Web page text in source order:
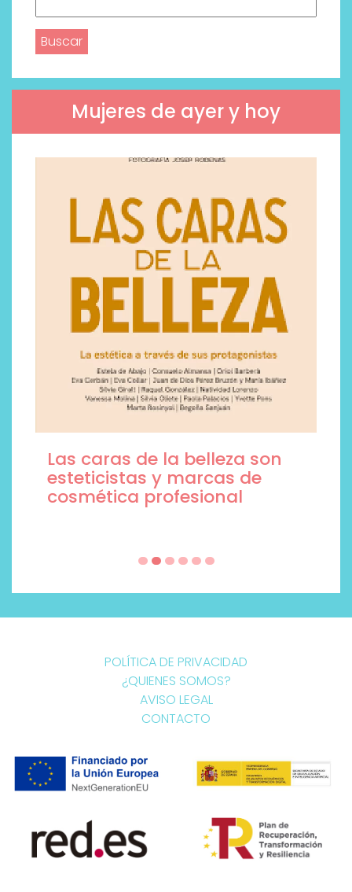
Mujeres de ayer y hoy
Las caras de la belleza son
esteticistas y marcas de
cosmética profesional
POLÍTICA DE PRIVACIDAD
¿QUIENES SOMOS?
AVISO LEGAL
CONTACTO